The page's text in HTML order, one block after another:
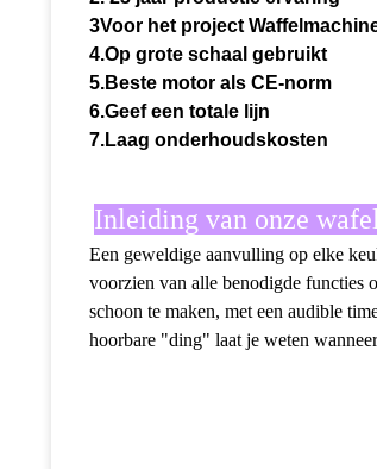
3Voor het project
4.Op grote schaal gebruikt
5.Beste motor als CE-norm
6.Geef een totale lijn
7.Laag onderhoudskosten
Inleiding van onze
Een geweldige aanvulling op elke
voorzien van alle benodigde functies
schoon te maken, met een audible
hoorbare "ding" laat je weten